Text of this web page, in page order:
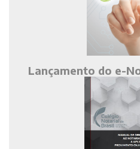
Lançamento do e-